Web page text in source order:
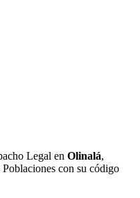
Legal en Olinalá,
Poblaciones con su código